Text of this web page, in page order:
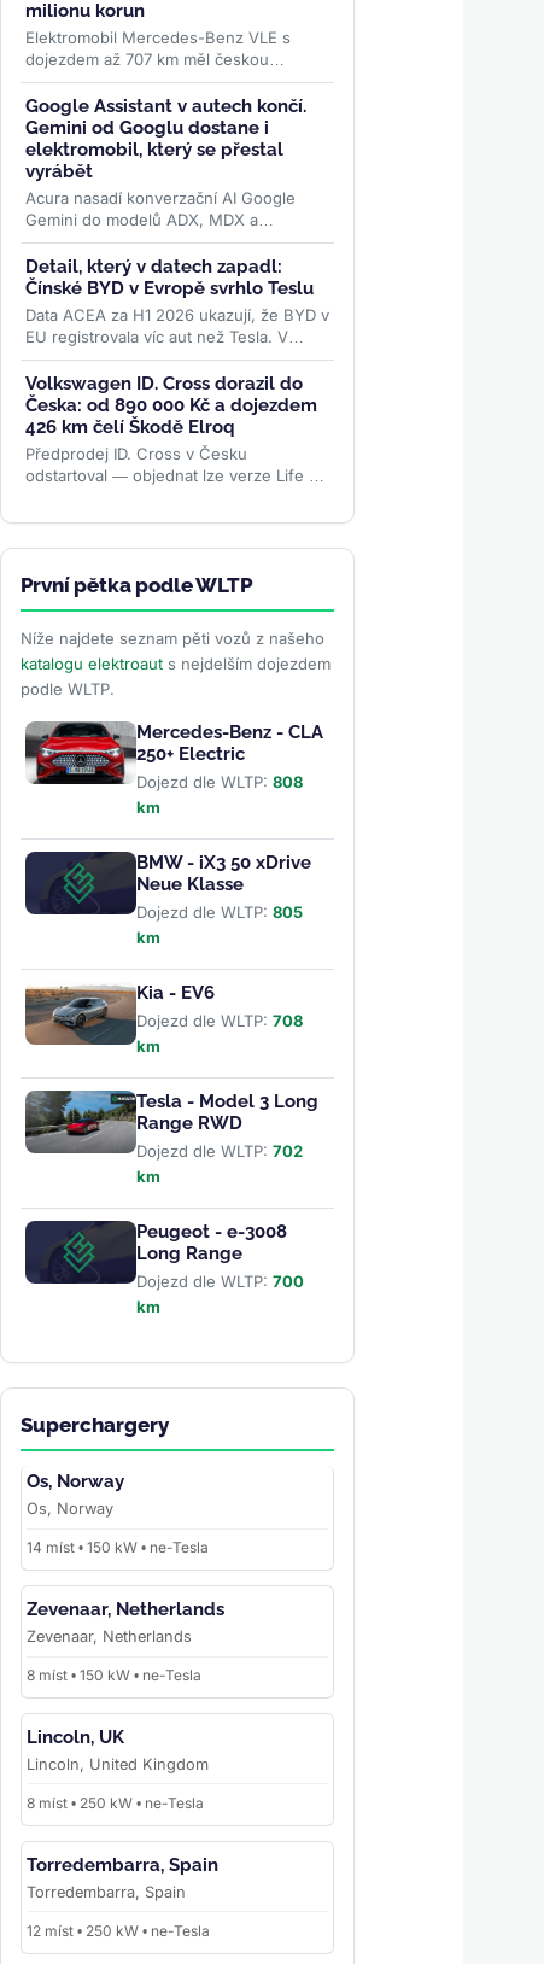
milionu korun
Elektromobil Mercedes-Benz VLE s
dojezdem až 707 km měl českou
premiéru na turnaji WTA Livesport
Prague Open. Podle konfigurátoru
automobilky...>>
Google Assistant v autech končí.
Gemini od Googlu dostane i
elektromobil, který se přestal
vyrábět
Acura nasadí konverzační AI Google
Gemini do modelů ADX, MDX a
elektrického ZDX — toho, jehož výrobu
loni ukončila. Přidává se k vlně,...>>
Detail, který v datech zapadl:
Čínské BYD v Evropě svrhlo Teslu
Data ACEA za H1 2026 ukazují, že BYD v
EU registrovala víc aut než Tesla. V
samotném červnu se ale karta obrátila –
rozhodly ceny paliv i...>>
Volkswagen ID. Cross dorazil do
Česka: od 890 000 Kč a dojezdem
426 km čelí Škodě Elroq
Předprodej ID. Cross v Česku
odstartoval — objednat lze verze Life a
km. Levnější Trend za 691 000 Kč...>>
První pětka podle WLTP
Níže najdete seznam pěti vozů z našeho
katalogu elektroauts nejdelším dojezdem
podle WLTP.
Mercedes-Benz - CLA
250+ Electric
Dojezd dle WLTP: 808
km
BMW - iX3 50 xDrive
Neue Klasse
Dojezd dle WLTP: 805
km
Kia - EV6
Dojezd dle WLTP: 708
km
Tesla - Model 3 Long
Range RWD
Dojezd dle WLTP: 702
km
Peugeot - e-3008
Long Range
Dojezd dle WLTP: 700
km
Superchargery
Os, Norway
Os, Norway
14 míst • 150 kW • ne-Tesla
Zevenaar, Netherlands
Zevenaar, Netherlands
8 míst • 150 kW • ne-Tesla
Lincoln, UK
Lincoln, United Kingdom
8 míst • 250 kW • ne-Tesla
Torredembarra, Spain
Torredembarra, Spain
12 míst • 250 kW • ne-Tesla